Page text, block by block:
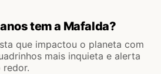
tem a Mafalda?
que impactou o planeta com
mais inquieta e alerta
redor.